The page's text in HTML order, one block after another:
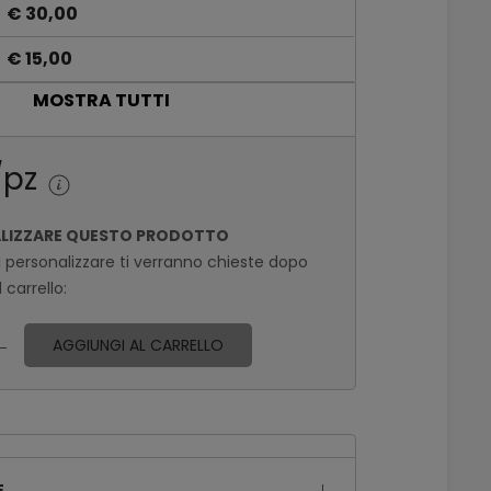
€ 30,00
€ 15,00
€ 10,50
€ 6,00
€ 4,80
€ 4,50
€ 3,90
MOSTRA TUTTI
QUESTO PRODOTTO
ti verranno chieste dopo
carrello:
AGGIUNGI AL CARRELLO